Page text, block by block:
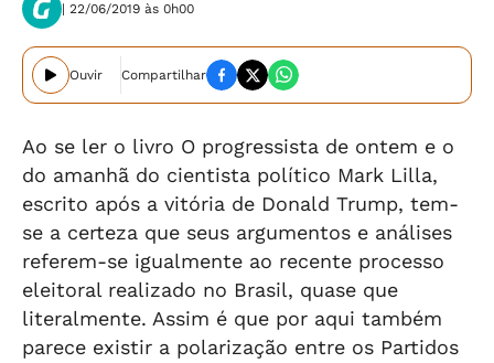
| 22/06/2019 às 0h00
Ouvir Compartilhar
Ao se ler o livro O progressista de ontem e o
do amanhã do cientista político Mark Lilla,
escrito após a vitória de Donald Trump, tem-
se a certeza que seus argumentos e análises
referem-se igualmente ao recente processo
eleitoral realizado no Brasil, quase que
literalmente. Assim é que por aqui também
parece existir a polarização entre os Partidos